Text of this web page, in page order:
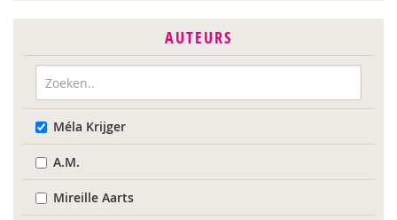
AUTEURS
Méla Krijger
A.M.
Mireille Aarts